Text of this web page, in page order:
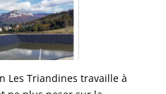
Les Triandines travaille à